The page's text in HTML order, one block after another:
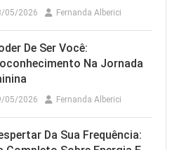
05/2026 Fernanda Alberici
De Ser Você:
Na Jornada
05/2026 Fernanda Alberici
Da Sua Frequência: